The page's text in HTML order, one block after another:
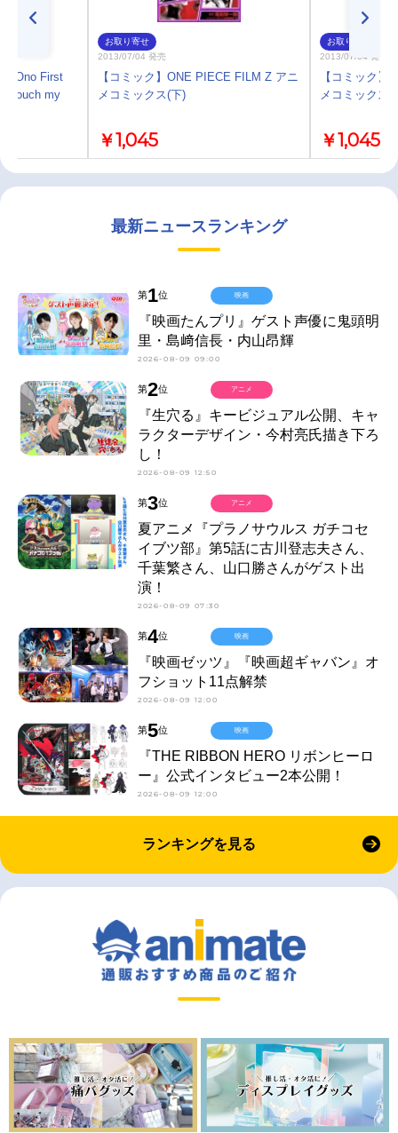
Ono First
my
お取り寄せ
2013/07/04 発売
【コミック】ONE PIECE FILM Z アニ
メコミックス(下)
￥1,045
お取り寄せ
2013/07/04 発売
【コミック】
メコミックス(
￥1,045
最新ニュースランキング
第1位
『映画たんプリ』ゲスト声優に鬼頭明
里・島﨑信長・内山昂輝
2026-08-09 09:00
映画
第2位
『生穴る』キービジュアル公開、キャ
ラクターデザイン・今村亮氏描き下ろ
し！
2026-08-09 12:50
アニメ
第3位
夏アニメ『プラノサウルス ガチコセ
イブツ部』第5話に古川登志夫さん、
千葉繁さん、山口勝さんがゲスト出
演！
2026-08-09 07:30
アニメ
第4位
『映画ゼッツ』『映画超ギャバン』オ
フショット11点解禁
2026-08-09 12:00
映画
第5位
『THE RIBBON HERO リボンヒーロ
ー』公式インタビュー2本公開！
2026-08-09 12:00
映画
ランキングを見る